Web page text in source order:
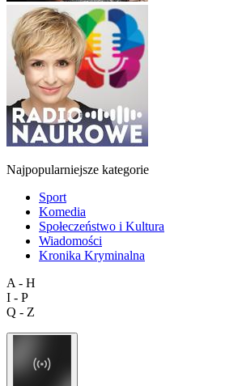
Najpopularniejsze kategorie
Sport
Komedia
Społeczeństwo i Kultura
Wiadomości
Kronika Kryminalna
A - H
I - P
Q - Z